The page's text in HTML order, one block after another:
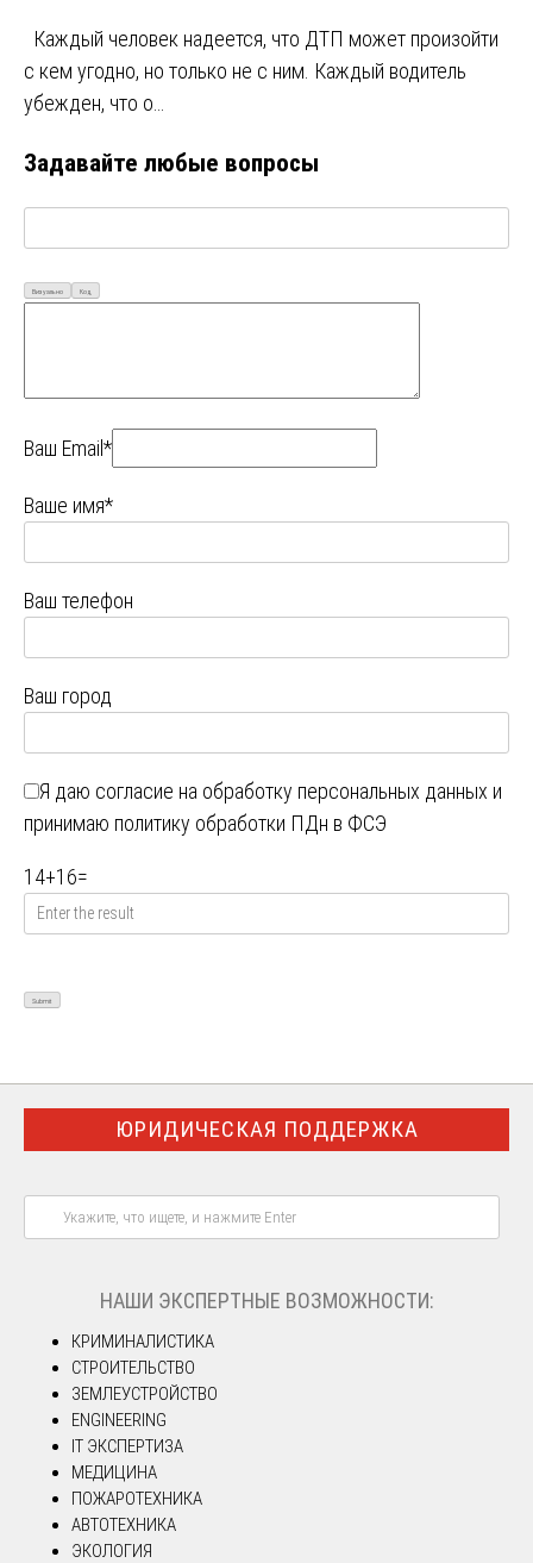
Каждый человек надеется, что ДТП может произойти
с кем угодно, но только не с ним. Каждый водитель
убежден, что о…
Задавайте любые вопросы
Визуально Код
Ваш Email*
Ваше имя*
Ваш телефон
Ваш город
Я даю согласие на обработку персональных данных и
принимаю политику обработки ПДн в ФСЭ
14+16=
ЮРИДИЧЕСКАЯ ПОДДЕРЖКА
НАШИ ЭКСПЕРТНЫЕ ВОЗМОЖНОСТИ:
КРИМИНАЛИСТИКА
СТРОИТЕЛЬСТВО
ЗЕМЛЕУСТРОЙСТВО
ENGINEERING
IT ЭКСПЕРТИЗА
МЕДИЦИНА
ПОЖАРОТЕХНИКА
АВТОТЕХНИКА
ЭКОЛОГИЯ